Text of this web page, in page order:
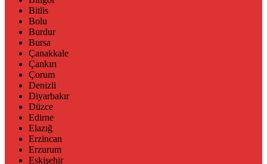
Bitlis
Bolu
Burdur
Bursa
Çanakkale
Çankırı
Çorum
Denizli
Diyarbakır
Düzce
Edirne
Elazığ
Erzincan
Erzurum
Eskişehir